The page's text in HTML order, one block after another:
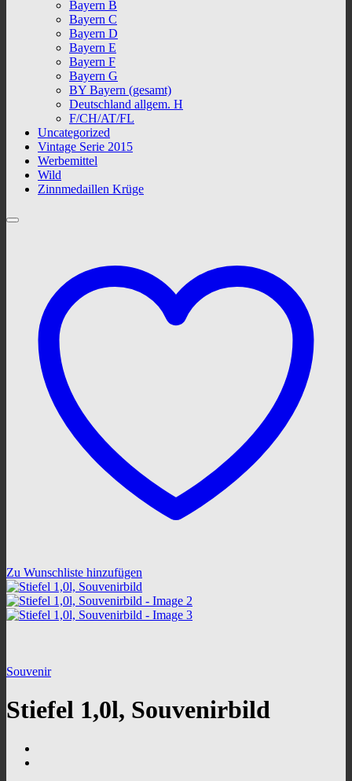
Bayern B
Bayern C
Bayern D
Bayern E
Bayern F
Bayern G
BY Bayern (gesamt)
Deutschland allgem. H
F/CH/AT/FL
Uncategorized
Vintage Serie 2015
Werbemittel
Wild
Zinnmedaillen Krüge
Zu Wunschliste hinzufügen
Souvenir
Stiefel 1,0l, Souvenirbild